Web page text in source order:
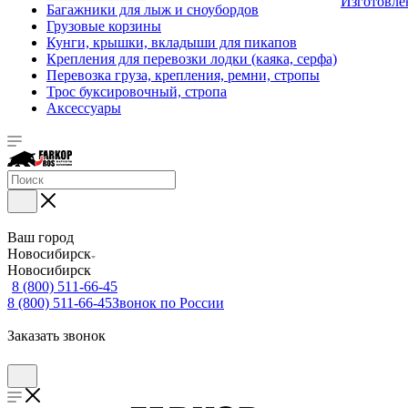
Багажники для лыж и сноубордов
Грузовые корзины
Кунги, крышки, вкладыши для пикапов
Крепления для перевозки лодки (каяка, серфа)
Перевозка груза, крепления, ремни, стропы
Трос буксировочный, стропа
Аксессуары
Ваш город
Новосибирск
Новосибирск
8 (800) 511-66-45
8 (800) 511-66-45Звонок по России
Заказать звонок